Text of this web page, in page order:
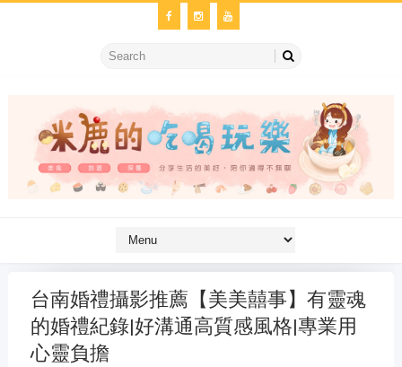
台南婚禮攝影推薦【美美囍事】有靈魂
的婚禮紀錄|好溝通高質感風格|專業用
心靈負擔